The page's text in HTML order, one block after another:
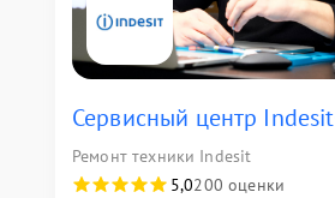
Сервисный центр Indesit
Ремонт техники Indesit
5,0200 оценки